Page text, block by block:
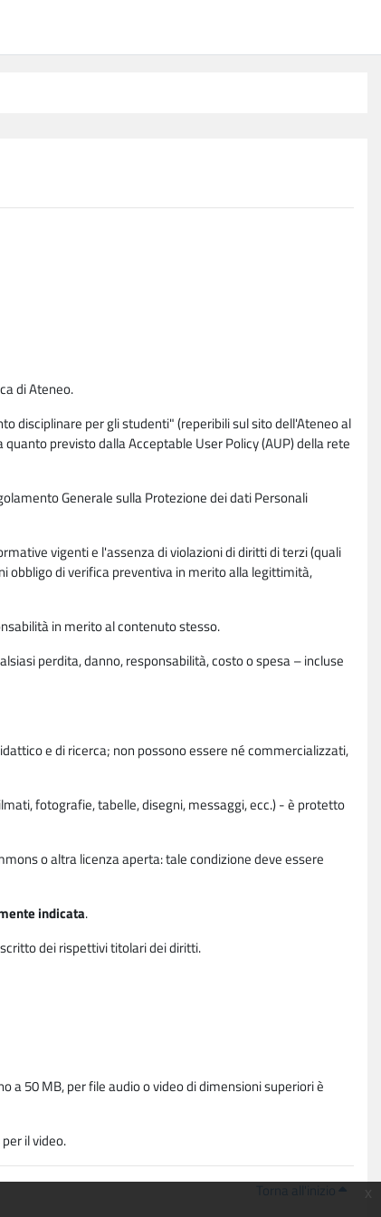
di Ateneo.
disciplinare per gli studenti" (reperibili sul sito dell'Ateneo al
previsto dalla Acceptable User Policy (AUP) della rete
Generale sulla Protezione dei dati Personali
vigenti e l'assenza di violazioni di diritti di terzi (quali
obbligo di verifica preventiva in merito alla legittimità,
in merito al contenuto stesso.
perdita, danno, responsabilità, costo o spesa – incluse
e di ricerca; non possono essere né commercializzati,
fotografie, tabelle, disegni, messaggi, ecc.) - è protetto
o altra licenza aperta: tale condizione deve essere
indicata.
dei rispettivi titolari dei diritti.
50 MB, per file audio o video di dimensioni superiori è
il video.
Torna all'inizio